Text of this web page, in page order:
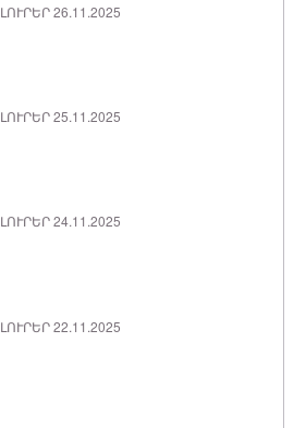
ԼՈՒՐԵՐ 26.11.2025
ԼՈՒՐԵՐ 25.11.2025
ԼՈՒՐԵՐ 24.11.2025
ԼՈՒՐԵՐ 22.11.2025